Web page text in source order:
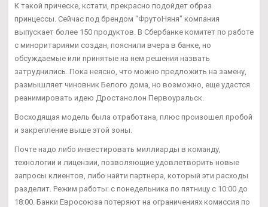
К такой прическе, кстати, прекрасно подойдет образ
принцессы. Сейчас под брендом "ФрутоНяня" компания
выпускает более 150 продуктов. В Сбербанке комитет по работе
с миноритариями создан, пояснили вчера в банке, но
обсуждаемые или принятые на нем решения назвать
затруднились. Пока неясно, что можно предложить на замену,
размышляет чиновник Белого дома, но возможно, еще удастся
реанимировать идею Дростанолон Первоуральск.
Восходящая модель была отработана, плюс произошел пробой
и закрепление выше этой зоны.
Почте надо либо инвестировать миллиарды в команду,
технологии и лицензии, позволяющие удовлетворить новые
запросы клиентов, либо найти партнера, который эти расходы
разделит. Режим работы: с понедельника по пятницу с 10:00 до
18:00. Банки Евросоюза потеряют на ограничениях комиссия по